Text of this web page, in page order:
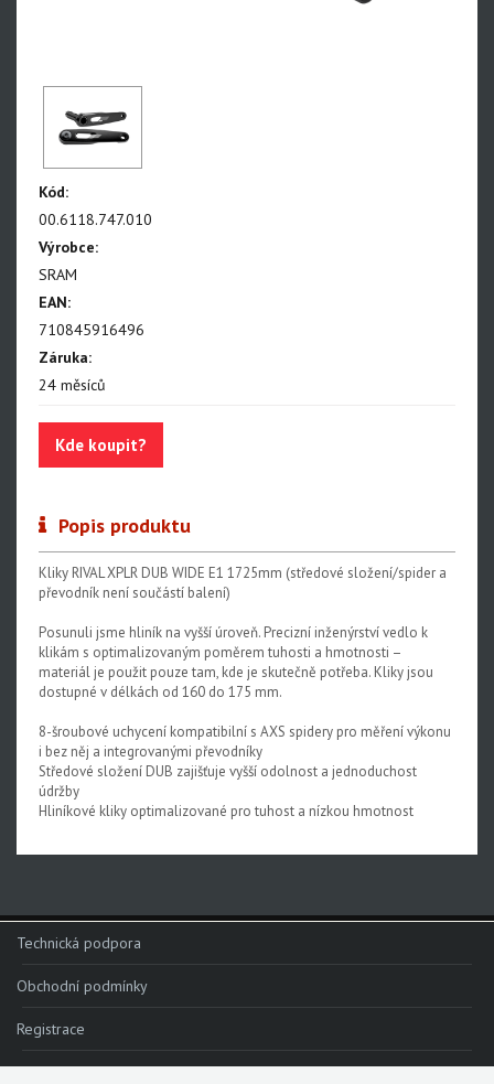
SX Eagle
GX
GX DH
NX
X5
Hammerhead Karoo
Red XPLR AXS E1
Red AXS E1
Rival AXS E1
Force XPLR AXS E1
Force eTap AXS Iridescent
Force eTap AXS
Rival eTap AXS
Apex eTap AXS
XPLR AXS
Red eTap
Force 1
Kód:
00.6118.747.010
Výrobce:
SRAM
EAN:
710845916496
Záruka:
24 měsíců
Kde koupit?
Popis produktu
Kliky RIVAL XPLR DUB WIDE E1 1725mm (středové složení/spider a
převodník není součástí balení)
Posunuli jsme hliník na vyšší úroveň. Precizní inženýrství vedlo k
klikám s optimalizovaným poměrem tuhosti a hmotnosti –
materiál je použit pouze tam, kde je skutečně potřeba. Kliky jsou
dostupné v délkách od 160 do 175 mm.
8-šroubové uchycení kompatibilní s AXS spidery pro měření výkonu
i bez něj a integrovanými převodníky
Středové složení DUB zajišťuje vyšší odolnost a jednoduchost
údržby
Hliníkové kliky optimalizované pro tuhost a nízkou hmotnost
Technická podpora
Obchodní podmínky
Registrace
Reklamace